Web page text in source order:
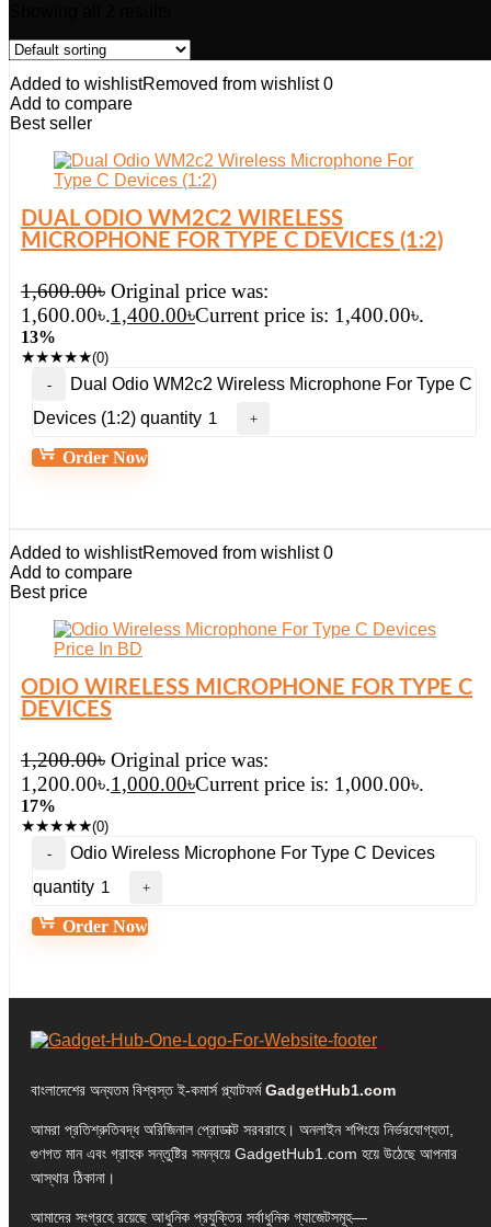
Added to wishlistRemoved from wishlist 0
Add to compare
Best seller
DUAL ODIO WM2C2 WIRELESS
MICROPHONE FOR TYPE C DEVICES (1:2)
1,600.00৳ Original price was:
1,600.00৳.1,400.00৳Current price is: 1,400.00৳.
13%
★★★★★(0)
Dual Odio WM2c2 Wireless Microphone For Type C
Devices (1:2) quantity
Order Now
Added to wishlistRemoved from wishlist 0
Add to compare
Best price
ODIO WIRELESS MICROPHONE FOR TYPE C
DEVICES
1,200.00৳ Original price was:
1,200.00৳.1,000.00৳Current price is: 1,000.00৳.
17%
★★★★★(0)
Odio Wireless Microphone For Type C Devices
quantity
Order Now
বাংলাদেশের অন্যতম বিশ্বস্ত ই-কমার্স প্ল্যাটফর্মGadgetHub1.com
আমরা প্রতিশ্রুতিবদ্ধ অরিজিনাল প্রোডাক্ট সরবরাহে। অনলাইন শপিংয়ে নির্ভরযোগ্যতা,
গুণগত মান এবং গ্রাহক সন্তুষ্টির সমন্বয়ে GadgetHub1.com হয়ে উঠেছে আপনার
আস্থার ঠিকানা।
আমাদের সংগ্রহে রয়েছে আধুনিক প্রযুক্তির সর্বাধুনিক গ্যাজেটসমূহ—